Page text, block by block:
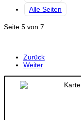
Alle Seiten
Seite 5 von 7
Zurück
Weiter